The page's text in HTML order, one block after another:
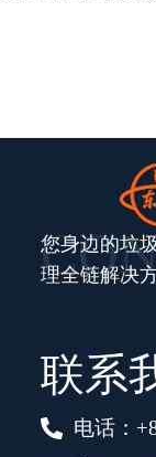
您身边的垃
理全链解决
联系
电话：